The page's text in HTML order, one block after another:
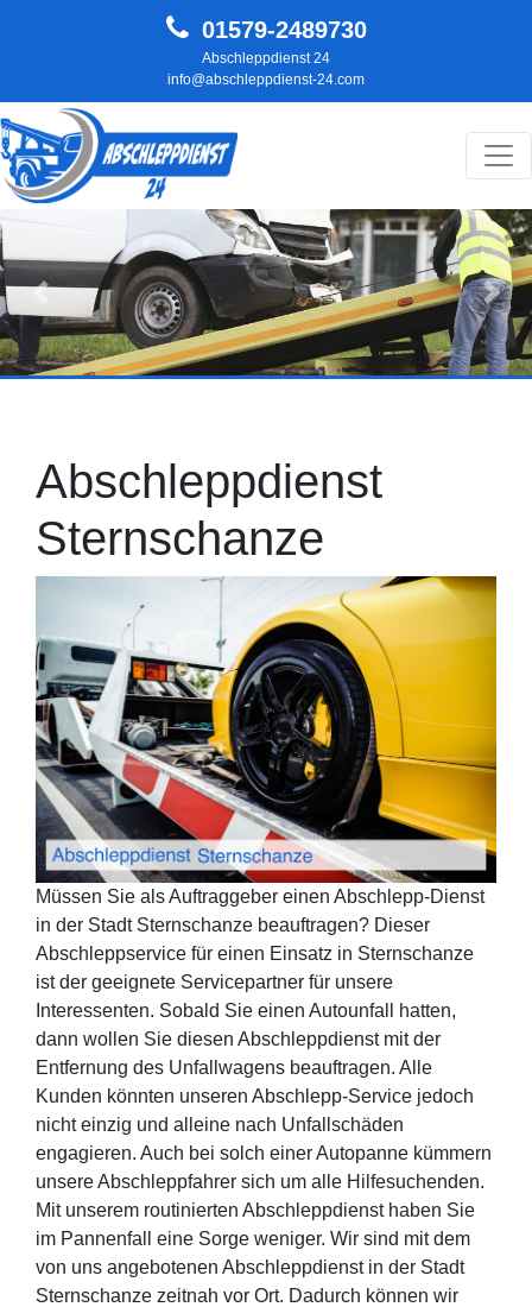
01579-2489730
Abschleppdienst 24
info@abschleppdienst-24.com
Hauptnavigation
Zurück
Abschleppdienst
Sternschanze
Müssen Sie als Auftraggeber einen Abschlepp-Dienst
in der Stadt Sternschanze beauftragen? Dieser
Abschleppservice für einen Einsatz in Sternschanze
ist der geeignete Servicepartner für unsere
Interessenten. Sobald Sie einen Autounfall hatten,
dann wollen Sie diesen Abschleppdienst mit der
Entfernung des Unfallwagens beauftragen. Alle
Kunden könnten unseren Abschlepp-Service jedoch
nicht einzig und alleine nach Unfallschäden
engagieren. Auch bei solch einer Autopanne kümmern
unsere Abschleppfahrer sich um alle Hilfesuchenden.
Mit unserem routinierten Abschleppdienst haben Sie
im Pannenfall eine Sorge weniger. Wir sind mit dem
von uns angebotenen Abschleppdienst in der Stadt
Sternschanze zeitnah vor Ort. Dadurch können wir